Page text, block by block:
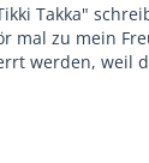
Takka"
mal zu mein
werden, weil